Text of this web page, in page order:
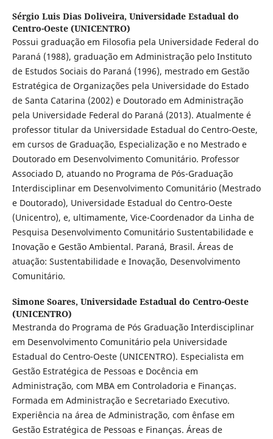
Sérgio Luis Dias Doliveira, Universidade Estadual do
Centro-Oeste (UNICENTRO)
Possui graduação em Filosofia pela Universidade Federal do
Paraná (1988), graduação em Administração pelo Instituto
de Estudos Sociais do Paraná (1996), mestrado em Gestão
Estratégica de Organizações pela Universidade do Estado
de Santa Catarina (2002) e Doutorado em Administração
pela Universidade Federal do Paraná (2013). Atualmente é
professor titular da Universidade Estadual do Centro-Oeste,
em cursos de Graduação, Especialização e no Mestrado e
Doutorado em Desenvolvimento Comunitário. Professor
Associado D, atuando no Programa de Pós-Graduação
Interdisciplinar em Desenvolvimento Comunitário (Mestrado
e Doutorado), Universidade Estadual do Centro-Oeste
(Unicentro), e, ultimamente, Vice-Coordenador da Linha de
Pesquisa Desenvolvimento Comunitário Sustentabilidade e
Inovação e Gestão Ambiental. Paraná, Brasil. Áreas de
atuação: Sustentabilidade e Inovação, Desenvolvimento
Comunitário.
Simone Soares, Universidade Estadual do Centro-Oeste
(UNICENTRO)
Mestranda do Programa de Pós Graduação Interdisciplinar
em Desenvolvimento Comunitário pela Universidade
Estadual do Centro-Oeste (UNICENTRO). Especialista em
Gestão Estratégica de Pessoas e Docência em
Administração, com MBA em Controladoria e Finanças.
Formada em Administração e Secretariado Executivo.
Experiência na área de Administração, com ênfase em
Gestão Estratégica de Pessoas e Finanças. Áreas de